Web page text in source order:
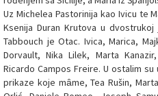
Uz Michelea Pastorinija kao Ivicu te
Ksenija Duran Krutova u
Tabbouch je Otac. Ivica, Marica,
Dorvault, Nika Lilek, Marta
Ricardo Campos Freire. U ostalim
prikaze koje mȃme, Tea Rušin,